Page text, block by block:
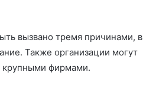
вызвано тремя причинами, в
Также организации могут
крупными фирмами.